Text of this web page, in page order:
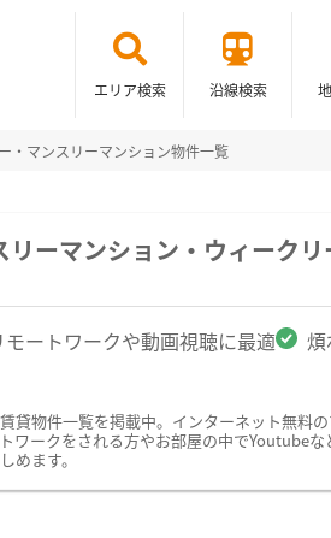
エリア検索 沿線検索
・マンスリーマンション物件一覧
ーマンション・ウィーク
モートワークや動画視聴に最適
物件一覧を掲載中。インターネット無料
ークをされる方やお部屋の中でYoutube
めます。